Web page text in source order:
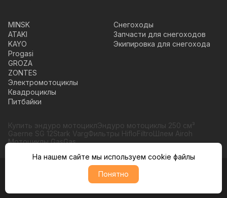
MINSK
ATAKI
KAYO
Progasi
GROZA
ZONTES
Электромотоциклы
Квадроциклы
Питбайки
Снегоходы
Запчасти для снегоходов
Экипировка для снегохода
Купить эндуро мотоциклЭндуро мотоциклы 250 см³
Gaerne SG 12Stark VargФильтры HifloFiltroШлем Airoh
Мотоциклы GasGas
© Moto365, Все права защищены
Политика обратботки персональных данных
На нашем сайте мы используем cookie файлы
Понятно